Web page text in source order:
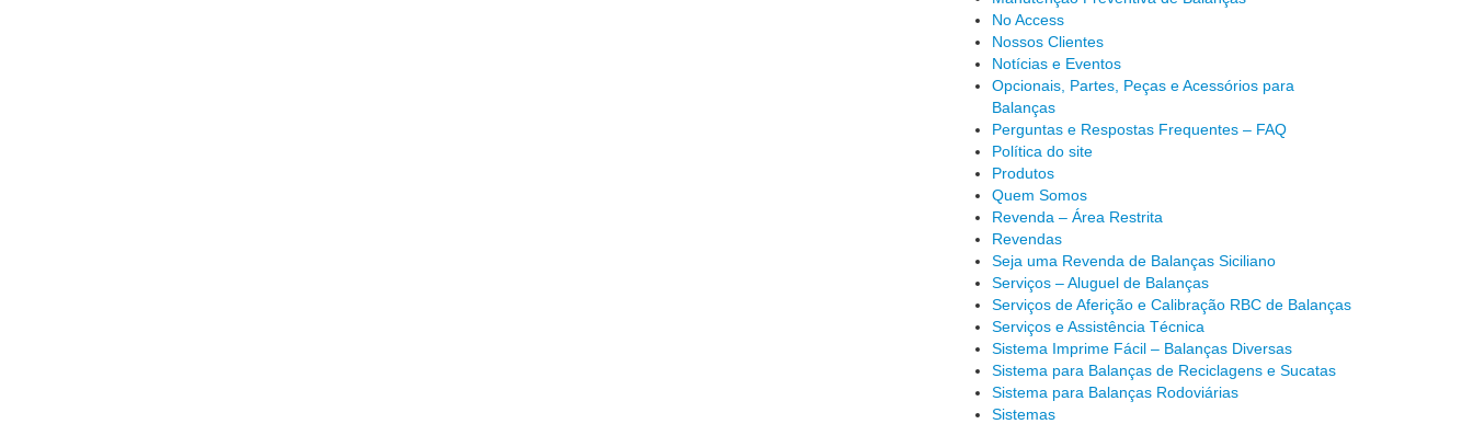
No Access
Nossos Clientes
Notícias e Eventos
Opcionais, Partes, Peças e Acessórios para
Balanças
Perguntas e Respostas Frequentes – FAQ
Política do site
Produtos
Quem Somos
Revenda – Área Restrita
Revendas
Seja uma Revenda de Balanças Siciliano
Serviços – Aluguel de Balanças
Serviços de Aferição e Calibração RBC de Balanças
Serviços e Assistência Técnica
Sistema Imprime Fácil – Balanças Diversas
Sistema para Balanças de Reciclagens e Sucatas
Sistema para Balanças Rodoviárias
Sistemas